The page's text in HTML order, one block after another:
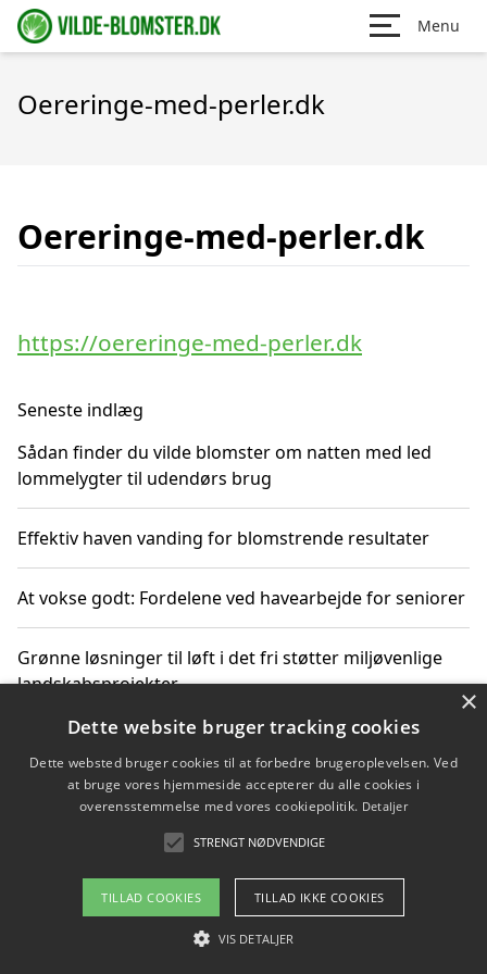
Menu
Oereringe-med-perler.dk
Oereringe-med-perler.dk
https://oereringe-med-perler.dk
Seneste indlæg
Sådan finder du vilde blomster om natten med led
lommelygter til udendørs brug
Effektiv haven vanding for blomstrende resultater
At vokse godt: Fordelene ved havearbejde for seniorer
Grønne løsninger til løft i det fri støtter miljøvenlige
landskabsprojekter
Gør haven til et frirum for familien og naturen
Copyright 2026 - Pilanto Aps
Om / kontakt
Blog Betingelser
×
Dette website bruger tracking cookies
Dette websted bruger cookies til at forbedre brugeroplevelsen. Ved
at bruge vores hjemmeside accepterer du alle cookies i
overensstemmelse med vores cookiepolitik. Detaljer
STRENGT NØDVENDIGE
TILLAD COOKIES TILLAD IKKE COOKIES
VIS DETALJER